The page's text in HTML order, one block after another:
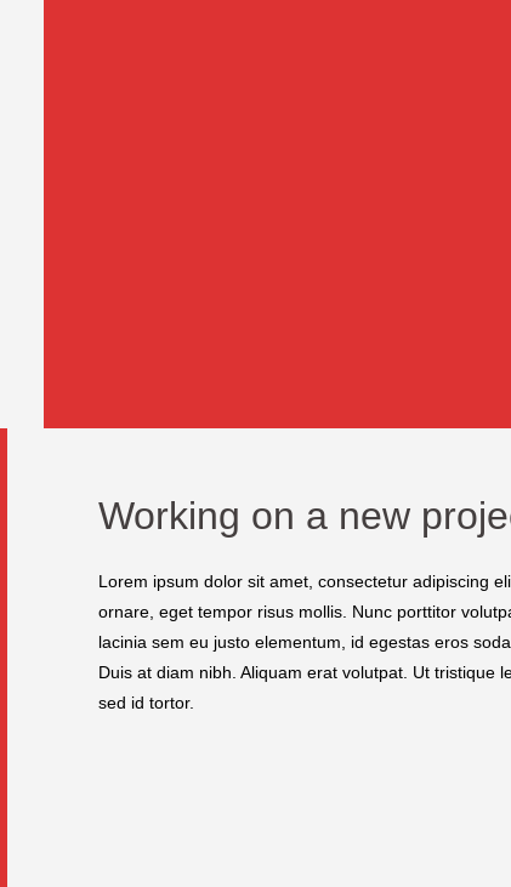
Working on a new
Lorem ipsum dolor sit amet, consectetur adipiscing
ornare, eget tempor risus mollis. Nunc porttitor
lacinia sem eu justo elementum, id egestas eros
Duis at diam nibh. Aliquam erat volutpat. Ut tristique
sed id tortor.